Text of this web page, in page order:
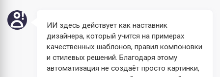
ИИ здесь действует как наставник
дизайнера, который учится на примерах
качественных шаблонов, правил компоновки
и стилевых решений. Благодаря этому
автоматизация не создаёт просто картинки,